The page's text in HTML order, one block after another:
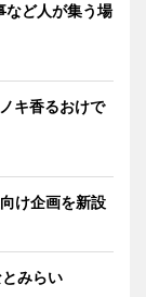
など人が集う場
キ香るおけで
け企画を新設
みらい